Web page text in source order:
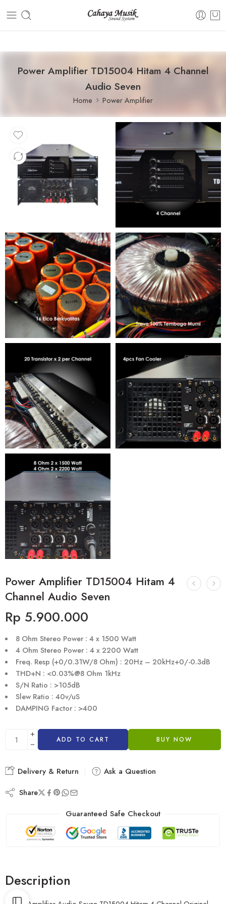
Dashboard Static Blocks
Power Amplifier TD15004 Hitam 4 Channel
Audio Seven
Home Power Amplifier
Power Amplifier TD15004 Hitam 4
Channel Audio Seven
Rp 5.900.000
8 Ohm Stereo Power : 4 x 1500 Watt
4 Ohm Stereo Power : 4 x 2200 Watt
Freq. Resp (+0/0.31W/8 Ohm) : 20Hz – 20kHz+0/-0.3dB
THD+N : <0.03%@8 Ohm 1kHz
S/N Ratio : >105dB
Slew Ratio : 40v/uS
DAMPING Factor : >400
ADD TO CART BUY NOW
Delivery & Return Ask a Question
Share
Guaranteed Safe Checkout
Description